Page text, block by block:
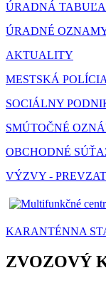
ÚRADNÁ TABUĽA
ÚRADNÉ
AKTUALITY
MESTSKÁ POLÍCIA
SOCIÁLNY
SMÚTOČNÉ
OBCHODNÉ
VÝZVY -
KARANTÉNNA
ZVOZOVÝ